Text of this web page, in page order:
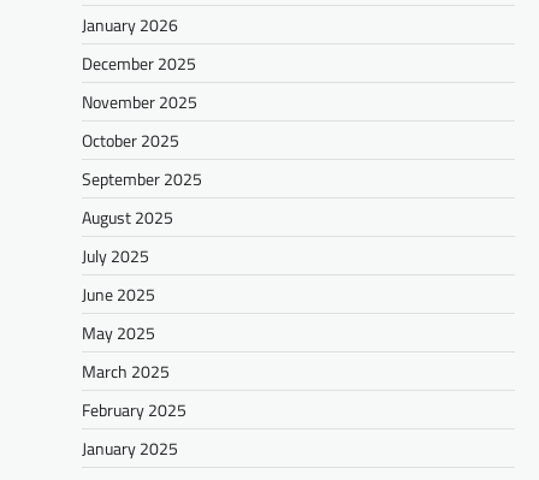
January 2026
December 2025
November 2025
October 2025
September 2025
August 2025
July 2025
June 2025
May 2025
March 2025
February 2025
January 2025